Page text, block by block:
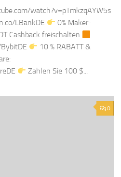
watch?v=pTmkzqAYW5s
LBankDE
0% Maker-
Cashback freischalten
10 % RABATT &
Zahlen Sie 100 $...
0